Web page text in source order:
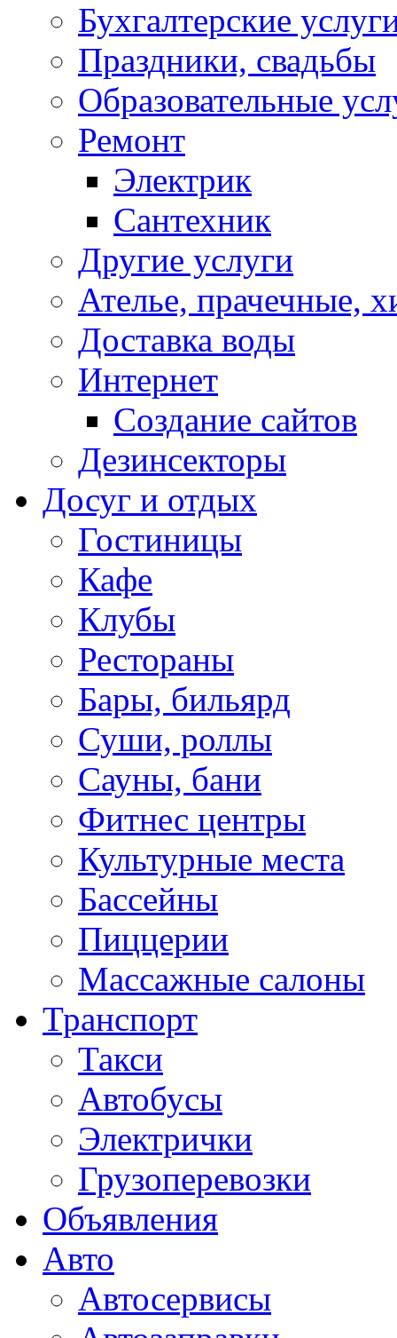
Бухгалтерские
Праздники, свадьбы
Образовательные
Ремонт
Электрик
Сантехник
Другие услуги
Ателье, прачечные,
Доставка воды
Интернет
Создание сайтов
Дезинсекторы
Досуг и отдых
Гостиницы
Кафе
Клубы
Рестораны
Бары, бильярд
Суши, роллы
Сауны, бани
Фитнес центры
Культурные места
Бассейны
Пиццерии
Массажные салоны
Транспорт
Такси
Автобусы
Электрички
Грузоперевозки
Объявления
Авто
Автосервисы